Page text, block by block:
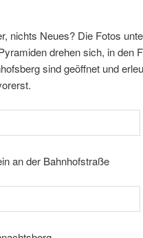
nichts Neues? Die Fotos
drehen sich, in den
sind geöffnet und
an der Bahnhofstraße